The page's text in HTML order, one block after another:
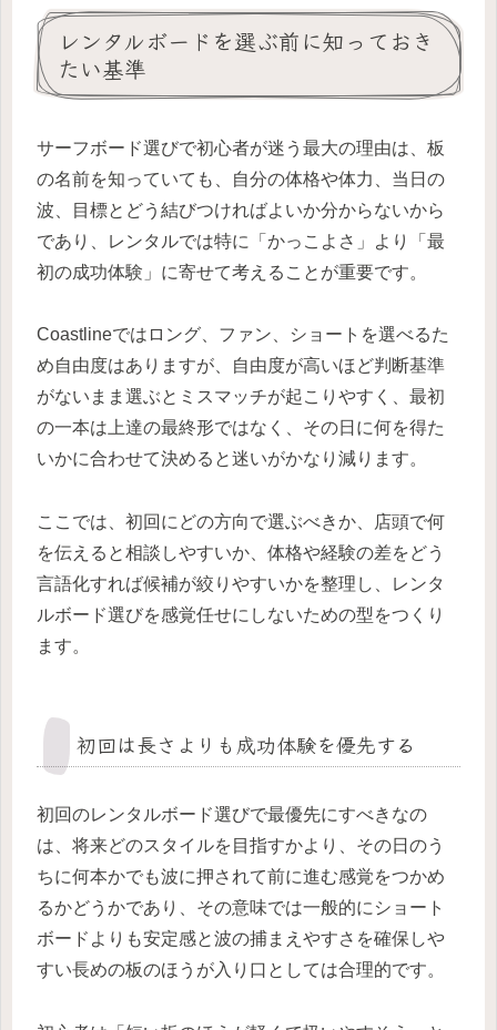
レンタルボードを選ぶ前に知っておき
たい基準
サーフボード選びで初心者が迷う最大の理由は、板
の名前を知っていても、自分の体格や体力、当日の
波、目標とどう結びつければよいか分からないから
であり、レンタルでは特に「かっこよさ」より「最
初の成功体験」に寄せて考えることが重要です。
Coastlineではロング、ファン、ショートを選べるた
め自由度はありますが、自由度が高いほど判断基準
がないまま選ぶとミスマッチが起こりやすく、最初
の一本は上達の最終形ではなく、その日に何を得た
いかに合わせて決めると迷いがかなり減ります。
ここでは、初回にどの方向で選ぶべきか、店頭で何
を伝えると相談しやすいか、体格や経験の差をどう
言語化すれば候補が絞りやすいかを整理し、レンタ
ルボード選びを感覚任せにしないための型をつくり
ます。
初回は長さよりも成功体験を優先する
初回のレンタルボード選びで最優先にすべきなの
は、将来どのスタイルを目指すかより、その日のう
ちに何本かでも波に押されて前に進む感覚をつかめ
るかどうかであり、その意味では一般的にショート
ボードよりも安定感と波の捕まえやすさを確保しや
すい長めの板のほうが入り口としては合理的です。